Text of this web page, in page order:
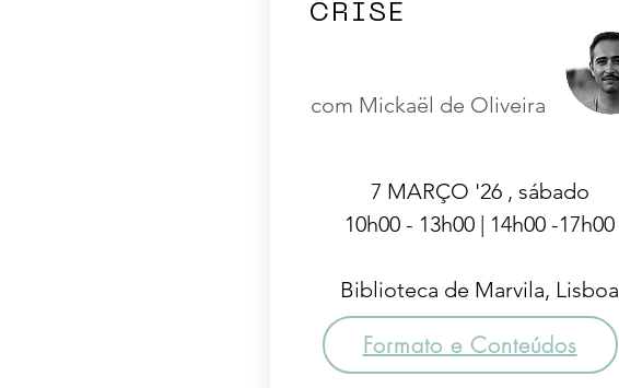
CRISE
com Mickaël de Oliveira
7 MARÇO '26 , sábado
10h00 - 13h00 | 14h00 -17h00
Biblioteca de Marvila, Lisboa
Formato e Conteúdos